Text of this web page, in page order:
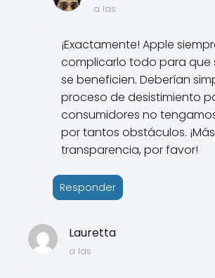
a las
¡Exactamente! Apple
complicarlo todo para que
se beneficien. Deberían
proceso de desistimiento
consumidores no
por tantos obstáculos.
transparencia, por favor!
Responder
Lauretta
a las